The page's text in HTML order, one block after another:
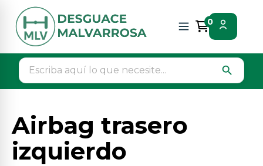
0
search
Inicio Piezas vehículos
Airbag trasero izquierdo
Airbag trasero
izquierdo